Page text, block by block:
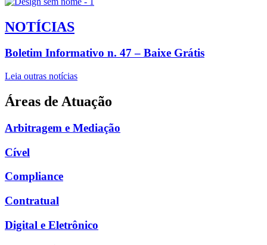
NOTÍCIAS
Boletim Informativo n. 47 – Baixe Grátis
Leia outras notícias
Áreas de Atuação
Arbitragem e Mediação
Cível
Compliance
Contratual
Digital e Eletrônico